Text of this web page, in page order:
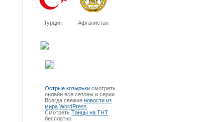
Турция Афганистан
Острые козырьки смотреть
онлайн все сезоны и серии.
Всегда свежие новости из
мира WordPress
Смотреть Танцы на ТНТ
бесплатно